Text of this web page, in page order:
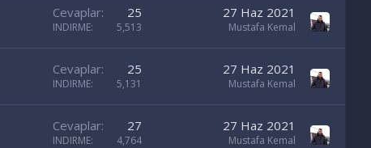
Cevaplar 25
INDIRME 5,513
27 Haz 2021
Mustafa Kemal
Cevaplar 25
INDIRME 5,131
27 Haz 2021
Mustafa Kemal
Cevaplar 27
INDIRME 4,764
27 Haz 2021
Mustafa Kemal